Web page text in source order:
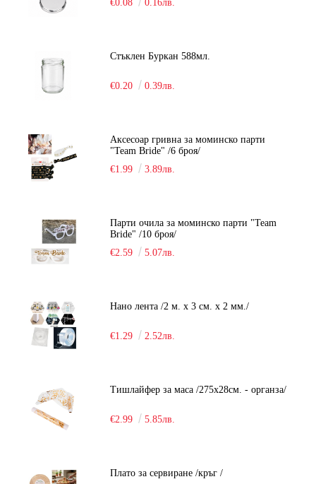
€0.08 0.16лв.
Стъклен Буркан 588мл.
€0.20 0.39лв.
Аксесоар гривна за моминско парти
"Team Bride" /6 броя/
€1.99
3.89лв.
Парти очила за моминско парти "Team
Bride" /10 броя/
€2.59
5.07лв.
Нано лента /2 м. х 3 см. х 2 мм./
€1.29 2.52лв.
Тишлайфер за маса /275х28см. - органза/
€2.99 5.85лв.
Плато за сервиране /кръг /